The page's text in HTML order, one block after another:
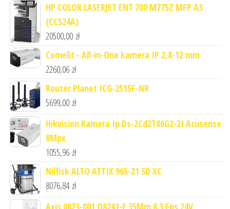
HP COLOR LASERJET ENT 700 M775Z MFP A3
(CC524A)
20500,00 zł
Comelit - All-in-One kamera IP 2,8-12 mm
2260,06 zł
Router Planet ICG-2515F-NR
5699,00 zł
Hikvision Kamera Ip Ds-2Cd2T86G2-2I Acusense
8Mpx
1055,96 zł
Nilfisk ALTO ATTIX 965-21 SD XC
8076,84 zł
Axis 0823-001 Q8741-E 35Mm 8.3 Fps 24V